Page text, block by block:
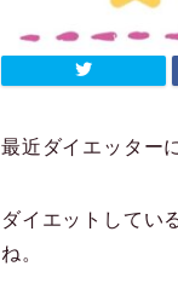
最近ダイエッター
ダイエットしてい
ね。